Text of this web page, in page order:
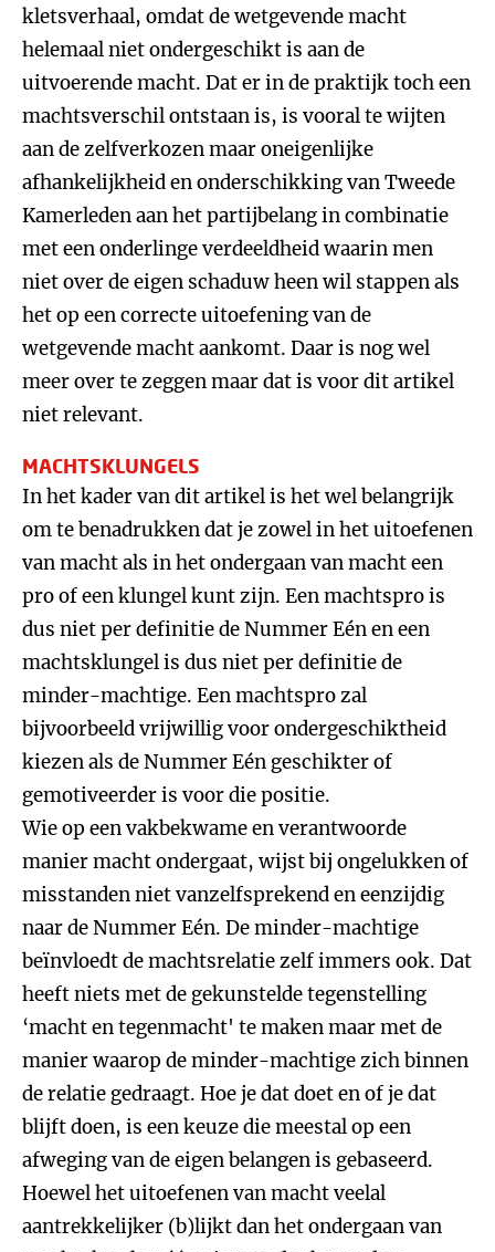
kletsverhaal, omdat de wetgevende macht
helemaal niet ondergeschikt is aan de
uitvoerende macht. Dat er in de praktijk toch een
machtsverschil ontstaan is, is vooral te wijten
aan de zelfverkozen maar oneigenlijke
afhankelijkheid en onderschikking van Tweede
Kamerleden aan het partijbelang in combinatie
met een onderlinge verdeeldheid waarin men
niet over de eigen schaduw heen wil stappen als
het op een correcte uitoefening van de
wetgevende macht aankomt. Daar is nog wel
meer over te zeggen maar dat is voor dit artikel
niet relevant.
MACHTSKLUNGELS
In het kader van dit artikel is het wel belangrijk
om te benadrukken dat je zowel in het uitoefenen
van macht als in het ondergaan van macht een
pro of een klungel kunt zijn. Een machtspro is
dus niet per definitie de Nummer Eén en een
machtsklungel is dus niet per definitie de
minder-machtige. Een machtspro zal
bijvoorbeeld vrijwillig voor ondergeschiktheid
kiezen als de Nummer Eén geschikter of
gemotiveerder is voor die positie.
Wie op een vakbekwame en verantwoorde
manier macht ondergaat, wijst bij ongelukken of
misstanden niet vanzelfsprekend en eenzijdig
naar de Nummer Eén. De minder-machtige
beïnvloedt de machtsrelatie zelf immers ook. Dat
heeft niets met de gekunstelde tegenstelling
‘macht en tegenmacht' te maken maar met de
manier waarop de minder-machtige zich binnen
de relatie gedraagt. Hoe je dat doet en of je dat
blijft doen, is een keuze die meestal op een
afweging van de eigen belangen is gebaseerd.
Hoewel het uitoefenen van macht veelal
aantrekkelijker (b)lijkt dan het ondergaan van